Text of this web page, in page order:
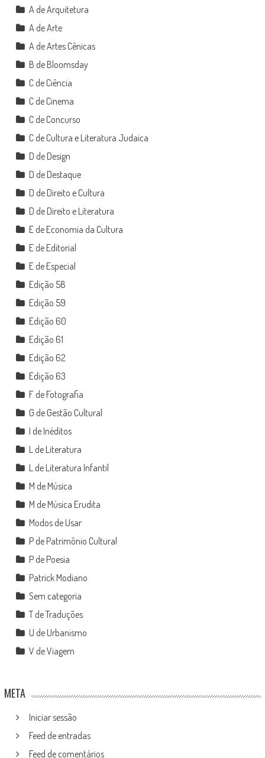
A de Arquitetura
A de Arte
A de Artes Cênicas
B de Bloomsday
C de Ciência
C de Cinema
C de Concurso
C de Cultura e Literatura Judaica
D de Design
D de Destaque
D de Direito e Cultura
D de Direito e Literatura
E de Economia da Cultura
E de Editorial
E de Especial
Edição 58
Edição 59
Edição 60
Edição 61
Edição 62
Edição 63
F de Fotografia
G de Gestão Cultural
I de Inéditos
L de Literatura
L de Literatura Infantil
M de Música
M de Música Erudita
Modos de Usar
P de Patrimônio Cultural
P de Poesia
Patrick Modiano
Sem categoria
T de Traduções
U de Urbanismo
V de Viagem
META
Iniciar sessão
Feed de entradas
Feed de comentários